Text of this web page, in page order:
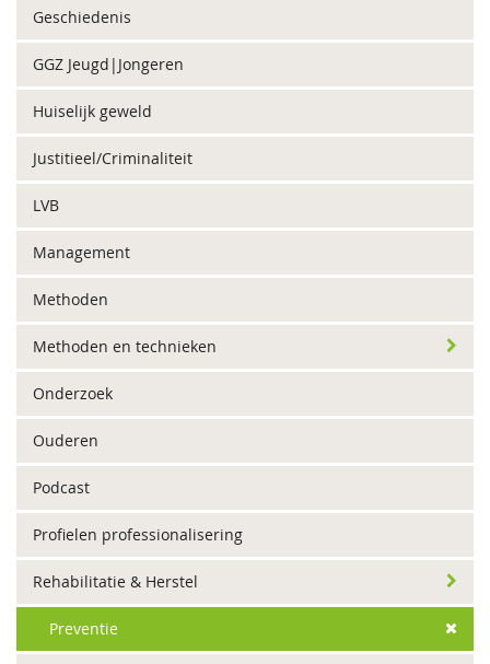
Geschiedenis
GGZ Jeugd|Jongeren
Huiselijk geweld
Justitieel/Criminaliteit
LVB
Management
Methoden
Methoden en technieken
Onderzoek
Ouderen
Podcast
Profielen professionalisering
Rehabilitatie & Herstel
Preventie